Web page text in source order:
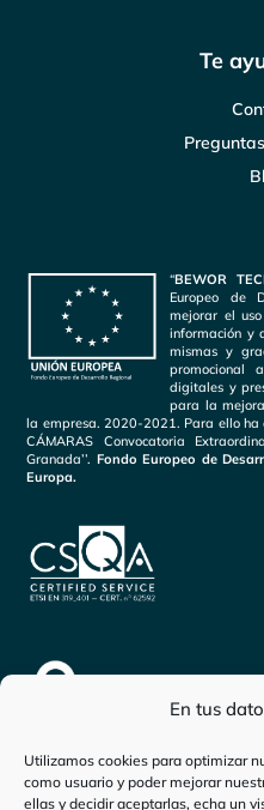
En tus
Utilizamos cookies para optimizar
como usuario y poder mejorar
ellas y decidir aceptarlas, echa un
Te
“BEWOR
Europeo de
mejorar el
información y
mismas y
promocional
digitales y
para la
la empresa. 2020-2021. Para ello ha
CÁMARAS Convocatoria
Granada’’. Fondo Europeo de
Europa.